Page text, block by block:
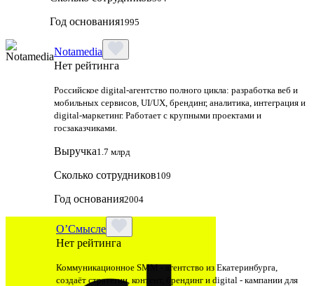
Год основания1995
Notamedia
Нет рейтинга
Российское digital-агентство полного цикла: разработка веб и
мобильных сервисов, UI/UX, брендинг, аналитика, интеграция и
digital-маркетинг. Работает с крупными проектами и
госзаказчиками.
Выручка1.7 млрд
Сколько сотрудников109
Год основания2004
О’Смысле
Нет рейтинга
Коммуникационное SMM - агентство из Екатеринбурга,
создаёт стратегии, контент, брендинг и digital - кампании для